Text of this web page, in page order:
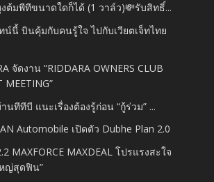
ต้มพีทีขนาดใดก็ได้ (1 วาล์ว)💸รับสิทธิ์...
น์นี้ บินคุ้มกับคนรู้ใจ ไปกับเวียตเจ็ทไทย
จัดงาน “RIDDARA OWNERS CLUB
MEETING”
นทีทีบี แนะเรื่องต้องรู้ก่อน “กู้ร่วม” ...
Automobile เปิดตัว Dubhe Plan 2.0
MAXFORCE MAXDEAL โปรแรงสะใจ
ญ่สุดฟิน”